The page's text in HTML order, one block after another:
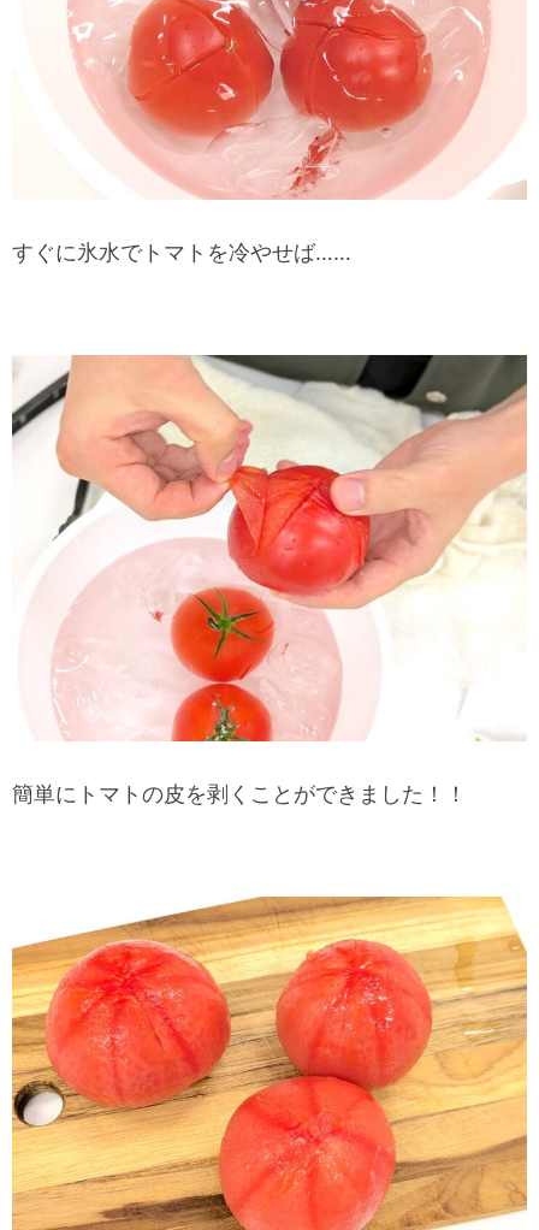
すぐに氷水でトマトを冷やせば……
簡単にトマトの皮を剥くことができました！！